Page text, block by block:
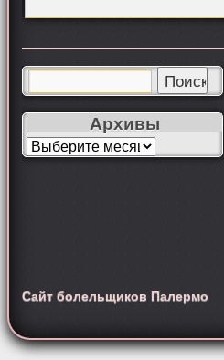
Архивы
Сайт болельщиков Палермо